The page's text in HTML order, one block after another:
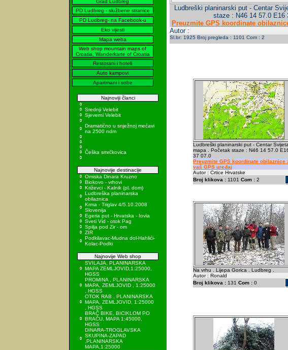
Grad Ludbreg
PD Ludbreg - službene stranice
PD Ludbreg- na Facebook-u
Eko vijesti
Mapa weba
Web shop mountain maps of
Croatia, Wanderkarte of Croatia
Restorani i hoteli
Auto kampovi
Apartmani i sobe
Najnoviji članci
Srednji Velebit
Sjeverni Velebit
Dramatično u snježnoj mećavi
na 2500 ndm
Češka smrčkovica
Najnovije destinacije
Omiska Dinara Kruzno
Biokovo - vrhovi
Križevci - Kalnik (pl. dom)
Ludbreška planinarska
obilaznica
Krma - Triglav 4/5.10.2008
Slovenija
Egeria put - Hrvatska - Iovia
Sveti Vid - otok Pag
Spilja pod Zir - om
ZIR
Podkilavac-Mudna dol-Hahlići-
Kolac-Podki
Najnovije Web shop
SVILAJA, PLANINARSKA
MAPA ZEMLJOVID,1:25000,
HGSS
PROMINA , PLANINARSKA
MAPA, ZEMLJOVID , 1:25000
, HGSS
OTOK RAB , PLANINARSKA
MAPA, ZEMLJOVID, 1:25000
, HGSS
BRAČ BIKE, BICIKLOM PO
BRAČU, MAPA 1:45000,
HGSS
DINARA-TROGLAVSKA
SKUPINA-ZAPAD
,PLANINARSKA
MAPA,1:25000
Ludbreški planinarski put - Centar
staze : N46 14 57.0 E16
Preuzmite GPS koordinate
Autor :
Sl.br: 1925 Broj pregleda : 1101 Com : 2
Ludbreški planinarski put - Centar
mapa . Početak staze : N46 14 57.0
37 07.0
Preuzmite GPS koordinate obilaznice
vaš GPS uređaj
Autor : Crtice Hrvatske
Broj klikova : 1101 Com : 2
Na vrhu . Lijepa Gorica . Ludbreg .
Autor : Ronald
Broj klikova : 131 Com : 0